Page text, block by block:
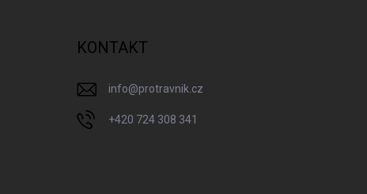
KONTAKT
info@protravnik.cz
+420 724 308 341